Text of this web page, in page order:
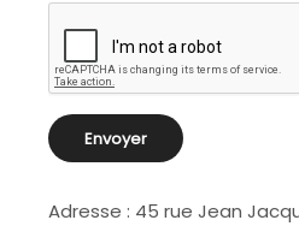
Adresse : 45 rue Jean